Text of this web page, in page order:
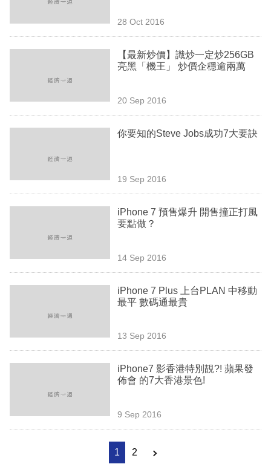
欄
區
28 Oct 2016
【最新炒價】識炒一定炒256GB
亮黑「機王」 炒價企穩逾兩萬
20 Sep 2016
你要知的Steve Jobs成功7大要訣
19 Sep 2016
iPhone 7 預售爆升 開售撞正打風
要點做？
14 Sep 2016
iPhone 7 Plus 上台PLAN 中移動
最平 數碼通最貴
13 Sep 2016
iPhone7 影香港特別靚?! 蘋果發
佈會 的7大香港景色!
9 Sep 2016
1 2